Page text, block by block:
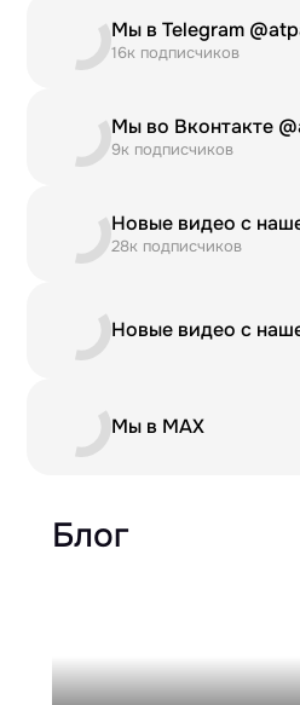
Мы в Telegram
16к подписчиков
Мы во Вконтакте
9к подписчиков
Новые видео с
28к подписчиков
Новые видео с
Мы в MAX
Блог